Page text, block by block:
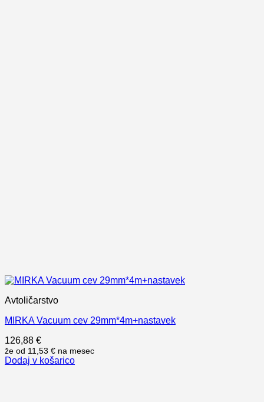
Avtoličarstvo
MIRKA Vacuum cev 29mm*4m+nastavek
126,88 €
že od 11,53 € na mesec
Dodaj v košarico